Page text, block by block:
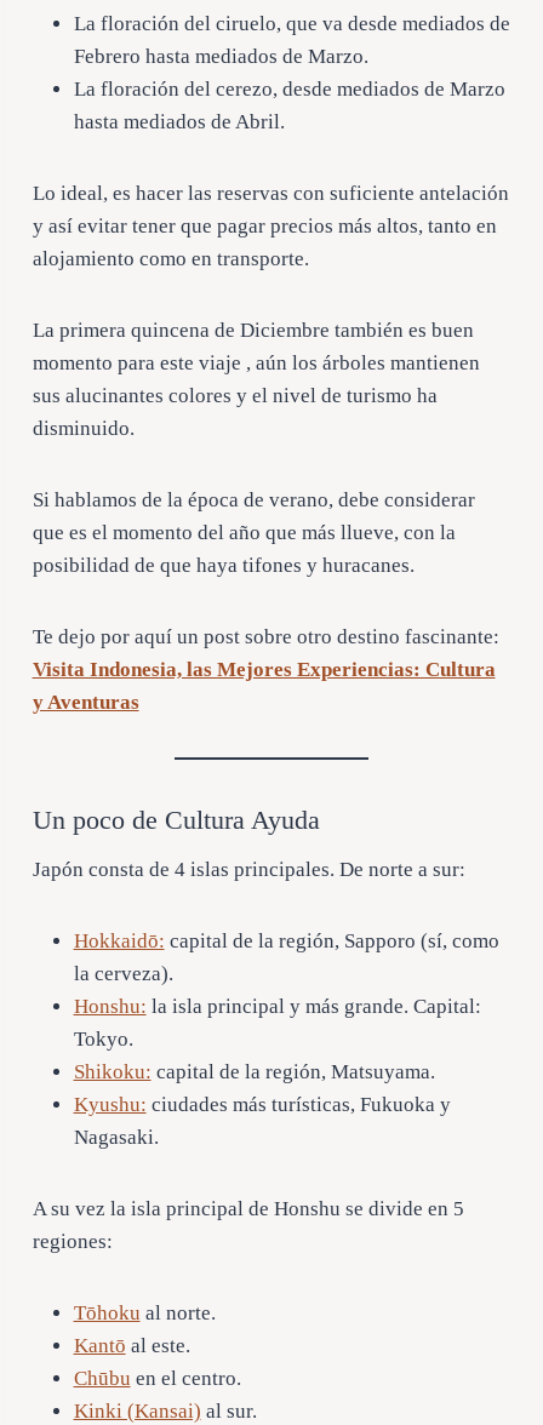
La floración del ciruelo, que va desde mediados de
Febrero hasta mediados de Marzo.
La floración del cerezo, desde mediados de Marzo
hasta mediados de Abril.
Lo ideal, es hacer las reservas con suficiente antelación
y así evitar tener que pagar precios más altos, tanto en
alojamiento como en transporte.
La primera quincena de Diciembre también es buen
momento para este viaje , aún los árboles mantienen
sus alucinantes colores y el nivel de turismo ha
disminuido.
Si hablamos de la época de verano, debe considerar
que es el momento del año que más llueve, con la
posibilidad de que haya tifones y huracanes.
Te dejo por aquí un post sobre otro destino fascinante:
Visita Indonesia, las Mejores Experiencias: Cultura
y Aventuras
Un poco de Cultura Ayuda
Japón consta de 4 islas principales. De norte a sur:
Hokkaidō: capital de la región, Sapporo (sí, como
la cerveza).
Honshu: la isla principal y más grande. Capital:
Tokyo.
Shikoku: capital de la región, Matsuyama.
Kyushu: ciudades más turísticas, Fukuoka y
Nagasaki.
A su vez la isla principal de Honshu se divide en 5
regiones:
Tōhoku al norte.
Kantō al este.
Chūbu en el centro.
Kinki (Kansai) al sur.